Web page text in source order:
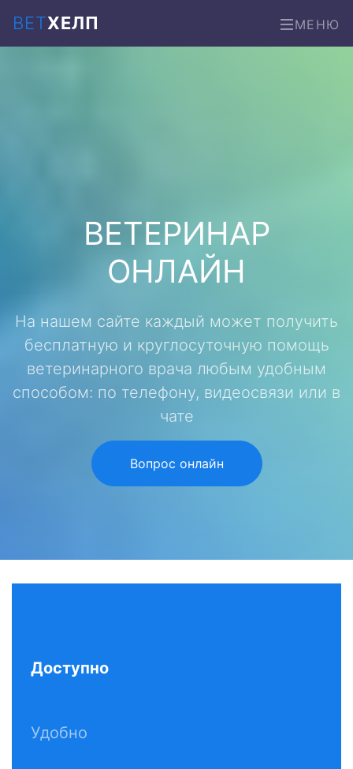
ВЕТХЕЛП МЕНЮ
ВЕТЕРИНАР
ОНЛАЙН
На нашем сайте каждый может получить
бесплатную и круглосуточную помощь
ветеринарного врача любым удобным
способом: по телефону, видеосвязи или в
чате
Вопрос онлайн
Доступно
Удобно